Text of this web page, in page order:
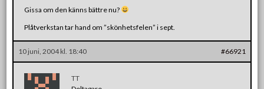
Gissa om den känns bättre nu?
Plåtverkstan tar hand om ”skönhetsfelen” i sept.
10 juni, 2004 kl. 18:40 #66921
TT